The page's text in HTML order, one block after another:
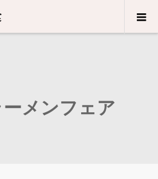
メンフェア